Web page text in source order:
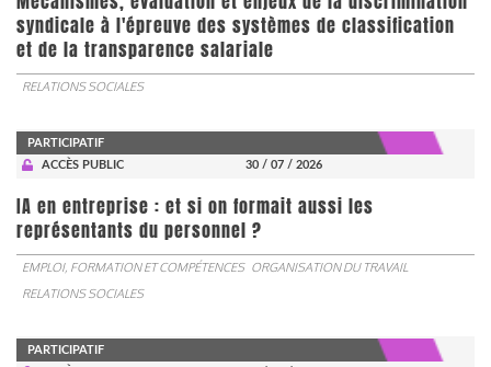
syndicale à l'épreuve des systèmes de classification
et de la transparence salariale
RELATIONS SOCIALES
PARTICIPATIF
ACCÈS PUBLIC
30 / 07 / 2026
IA en entreprise : et si on formait aussi les
représentants du personnel ?
EMPLOI, FORMATION ET COMPÉTENCES ORGANISATION DU TRAVAIL
RELATIONS SOCIALES
PARTICIPATIF